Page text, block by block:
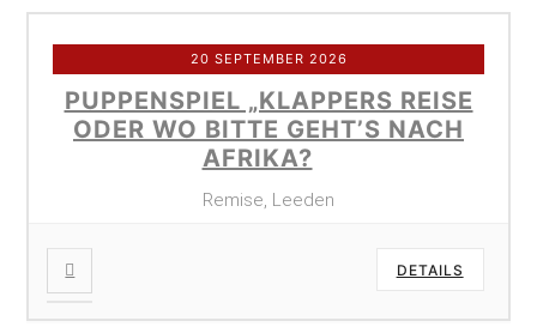
20 SEPTEMBER 2026
PUPPENSPIEL „KLAPPERS REISE
ODER WO BITTE GEHT’S NACH
AFRIKA?
Remise, Leeden
DETAILS